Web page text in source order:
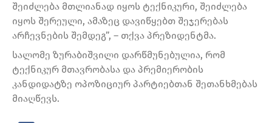
შეიძლება მთლიანად იყოს ტექნიკური, შეიძლება
იყოს შერეული, ამაზეც დავიწყებთ შეჯერებას
არჩევნების შემდეგ”, – თქვა პრეზიდენტმა.
სალომე ზურაბიშვილი დარწმუნებულია, რომ
ტექნიკურ მთავრობასა და პრემიერობის
კანდიდატზე ოპოზიციურ პარტიებთან შეთანხმებას
მიაღწევს.